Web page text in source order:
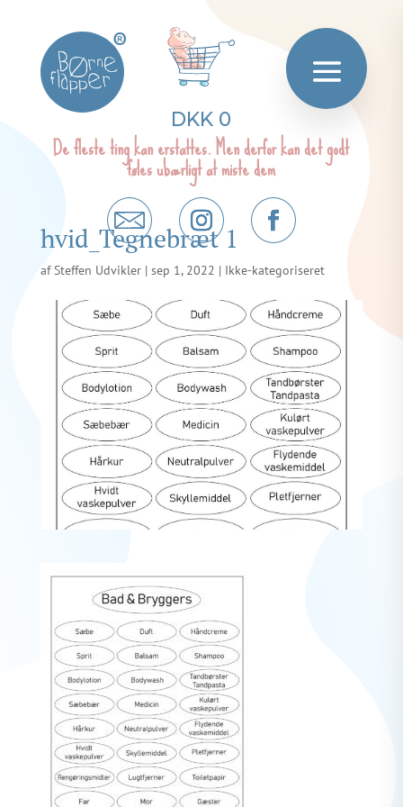
®
DKK 0
De fleste ting kan erstattes. Men derfor kan det godt
føles ubærligt at miste dem
hvid_Tegnebræt 1
afSteffen Udvikler| sep 1, 2022 | Ikke-kategoriseret